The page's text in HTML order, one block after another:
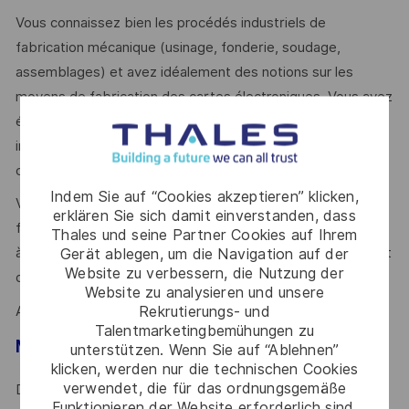
Indem Sie auf “Cookies akzeptieren” klicken,
erklären Sie sich damit einverstanden, dass
Thales und seine Partner Cookies auf Ihrem
Gerät ablegen, um die Navigation auf der
Website zu verbessern, die Nutzung der
Website zu analysieren und unsere
Rekrutierungs- und
Talentmarketingbemühungen zu
unterstützen. Wenn Sie auf “Ablehnen”
klicken, werden nur die technischen Cookies
verwendet, die für das ordnungsgemäße
Vous connaissez bien les procédés industriels de
fabrication mécanique (usinage, fonderie, soudage,
assemblages) et avez idéalement des notions sur les
moyens de fabrication des cartes électroniques. Vous avez
évolué dans des contextes de développement,
industrialisation ou production avec un enjeu fort de
compétitivité.
Votre rigueur, votre orientation résultat, votre capacité à
fédérer et conduire le changement ainsi que votre aptitude
à argumenter et accompagner fournisseurs et équipes sont
des atouts majeurs.
Alors ce poste est fait pour vous !
Mot de l’équipe
Dans un environnement extraordinairement dynamique,